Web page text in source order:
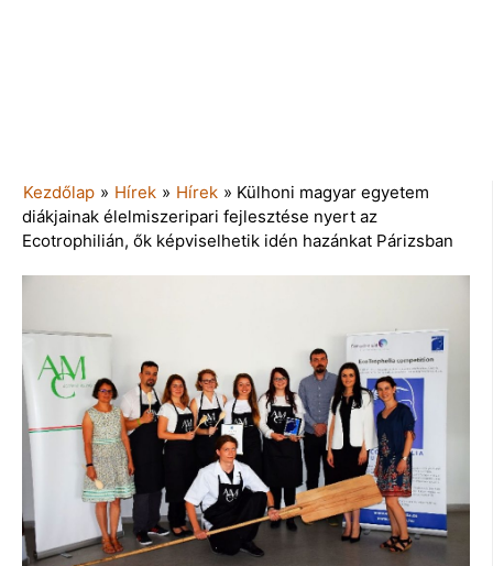
Kezdőlap » Hírek » Hírek » Külhoni magyar egyetem
diákjainak élelmiszeripari fejlesztése nyert az
Ecotrophilián, ők képviselhetik idén hazánkat Párizsban